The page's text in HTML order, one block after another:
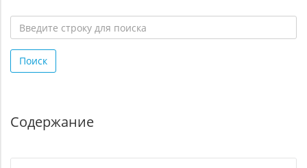
строку
для
Поиск
Содержание